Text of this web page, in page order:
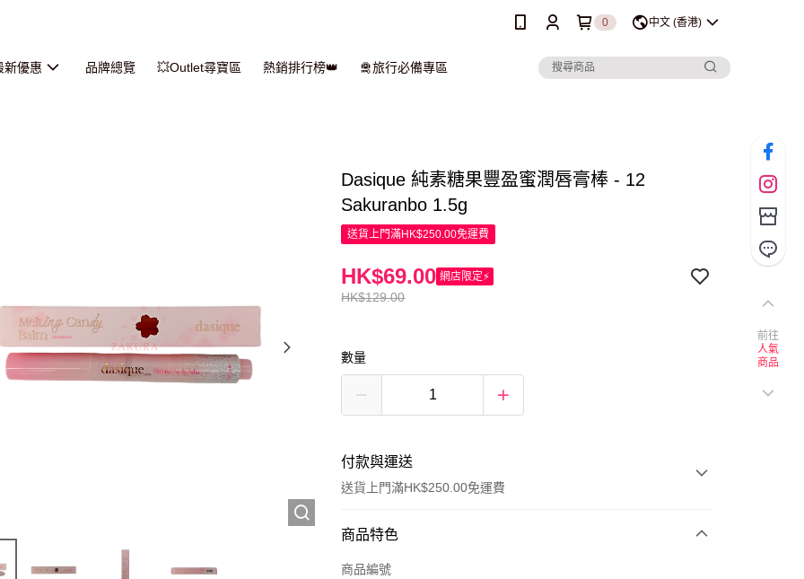
0 中文 (香港)
新優惠 品牌總覽 💥Outlet尋寶區 熱銷排行榜👑 🛅旅行必備專區
Dasique 純素糖果豐盈蜜潤唇膏棒 - 12
Sakuranbo 1.5g
送貨上門滿HK$250.00免運費
HK$129.00
HK$69.00 網店限定⚡
數量
付款與運送
送貨上門滿HK$250.00免運費
付款方式
信用卡
商品特色
商品編號
前往
人氣
商品